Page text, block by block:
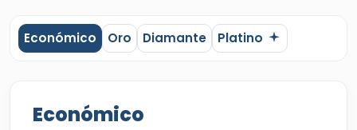
Económico Oro Diamante Platino
Económico